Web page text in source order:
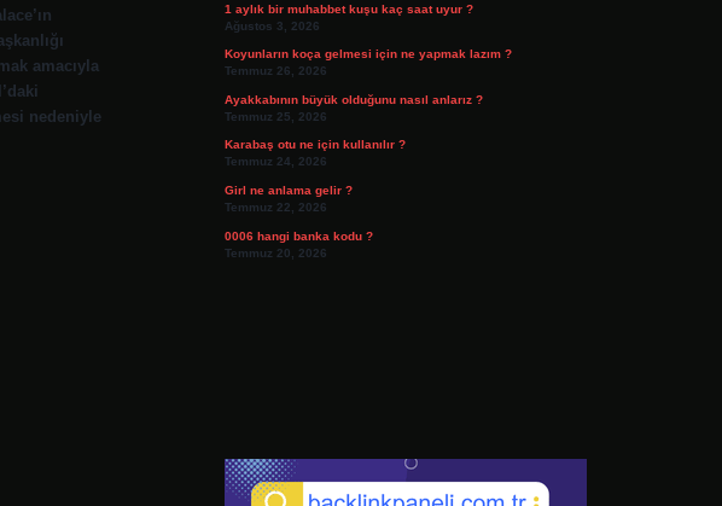
amacıyla
nedeniyle
1 aylık bir muhabbet kuşu kaç saat uyur ?
Ağustos 3, 2026
Koyunların koça gelmesi için ne yapmak lazım ?
Temmuz 26, 2026
Ayakkabının büyük olduğunu nasıl anlarız ?
Temmuz 25, 2026
Karabaş otu ne için kullanılır ?
Temmuz 24, 2026
Girl ne anlama gelir ?
Temmuz 22, 2026
0006 hangi banka kodu ?
Temmuz 20, 2026